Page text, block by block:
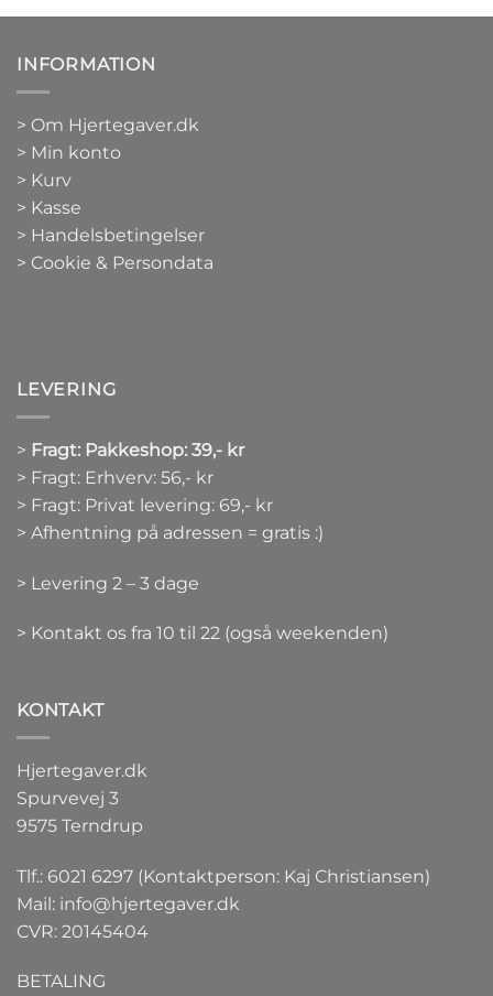
INFORMATION
> Om Hjertegaver.dk
> Min konto
> Kurv
> Kasse
> Handelsbetingelser
> Cookie & Persondata
LEVERING
> Fragt: Pakkeshop: 39,- kr
> Fragt: Erhverv: 56,- kr
> Fragt: Privat levering: 69,- kr
> Afhentning på adressen = gratis :)
> Levering 2 – 3 dage
> Kontakt os fra 10 til 22 (også weekenden)
KONTAKT
Hjertegaver.dk
Spurvevej 3
9575 Terndrup
Tlf.: 6021 6297 (Kontaktperson: Kaj Christiansen)
Mail: info@hjertegaver.dk
CVR: 20145404
BETALING